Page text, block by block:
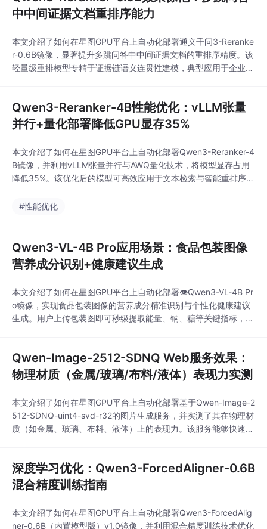
中中间证据文档重排序能力
本文介绍了如何在星图GPU平台上自动化部署通义千问3-Reranke
r-0.6B镜像，显著提升多跳问答中中间证据文档的重排序精度。该
轻量级重排模型专精于证据链语义连贯性建模，典型应用于企业知
Qwen3-Reranker-4B性能优化：vLLM张量
并行+量化部署降低GPU显存35%
本文介绍了如何在星图GPU平台上自动化部署Qwen3-Reranker-4
B镜像，并利用vLLM张量并行与AWQ量化技术，将模型显存占用
降低35%。该优化后的模型可高效应用于文本检索与智能重排序场
关性排序，从而提升信息检索质量。
#性能优化
Qwen3-VL-4B Pro应用场景：食品包装图像
营养成分识别+健康建议生成
本文介绍了如何在星图GPU平台上自动化部署👁️Qwen3-VL-4B Pr
o镜像，实现食品包装图像的营养成分精准识别与个性化健康建议
生成。用户上传包装图即可秒级提取能量、钠、糖等关键指标，并
Qwen-Image-2512-SDNQ Web服务效果：
物理材质（金属/玻璃/布料/液体）表现力实测
本文介绍了如何在星图GPU平台上自动化部署基于Qwen-Image-2
512-SDNQ-uint4-svd-r32的图片生成服务，并实测了其在物理材
质（如金属、玻璃、布料、液体）上的表现力。该服务能够快速生
深度学习优化：Qwen3-ForcedAligner-0.6B
混合精度训练指南
本文介绍了如何在星图GPU平台上自动化部署Qwen3-ForcedAlig
ner-0.6B（内置模型版）v1.0镜像，并利用混合精度训练技术优化